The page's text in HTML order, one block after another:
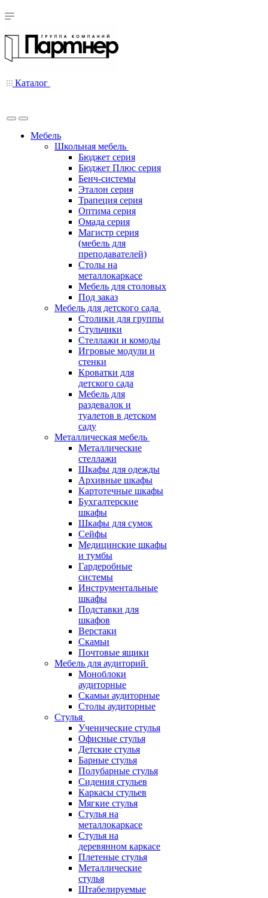
Каталог
Мебель
Школьная мебель
Бюджет серия
Бюджет Плюс серия
Бенч-системы
Эталон серия
Трапеция серия
Оптима серия
Омада серия
Магистр серия
(мебель для
преподавателей)
Столы на
металлокаркасе
Мебель для столовых
Под заказ
Мебель для детского сада
Столики для группы
Стульчики
Стеллажи и комоды
Игровые модули и
стенки
Кроватки для
детского сада
Мебель для
раздевалок и
туалетов в детском
саду
Металлическая мебель
Металлические
стеллажи
Шкафы для одежды
Архивные шкафы
Картотечные шкафы
Бухгалтерские
шкафы
Шкафы для сумок
Сейфы
Медицинские шкафы
и тумбы
Гардеробные
системы
Инструментальные
шкафы
Подставки для
шкафов
Верстаки
Скамьи
Почтовые ящики
Мебель для аудиторий
Моноблоки
аудиторные
Скамьи аудиторные
Столы аудиторные
Стулья
Ученические стулья
Офисные стулья
Детские стулья
Барные стулья
Полубарные стулья
Сидения стульев
Каркасы стульев
Мягкие стулья
Стулья на
металлокаркасе
Стулья на
деревянном каркасе
Плетеные стулья
Металлические
стулья
Штабелируемые